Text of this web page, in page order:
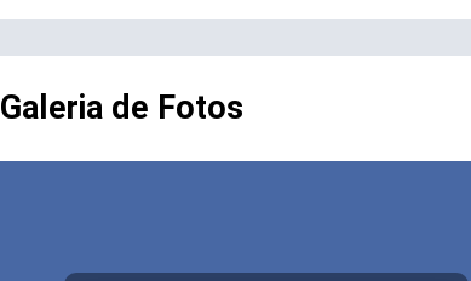
Galeria de Fotos